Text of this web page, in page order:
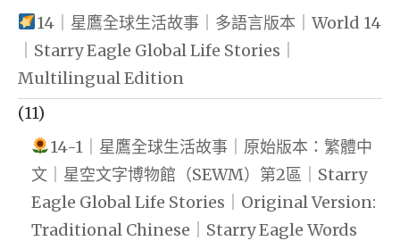
14｜星鷹全球生活故事｜多語言版本｜World 14
｜Starry Eagle Global Life Stories｜
Multilingual Edition
(11)
14-1｜星鷹全球生活故事｜原始版本：繁體中
文｜星空文字博物館（SEWM）第2區｜Starry
Eagle Global Life Stories｜Original Version:
Traditional Chinese｜Starry Eagle Words